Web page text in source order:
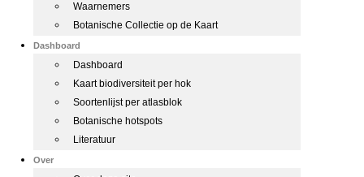
Waarnemers
Botanische Collectie op de Kaart
Dashboard
Dashboard
Kaart biodiversiteit per hok
Soortenlijst per atlasblok
Botanische hotspots
Literatuur
Over